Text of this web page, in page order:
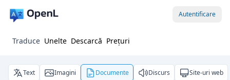
Autentificare
Traduce Unelte Descarcă Prețuri
Text Imagini Documente Discurs Site-uri web